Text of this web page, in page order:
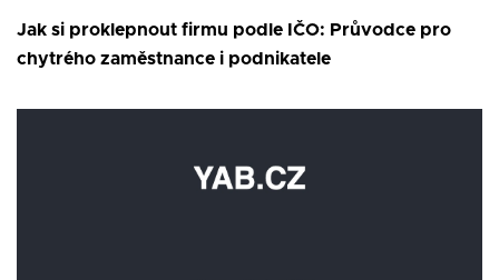
Jak si proklepnout firmu podle IČO: Průvodce pro
chytrého zaměstnance i podnikatele